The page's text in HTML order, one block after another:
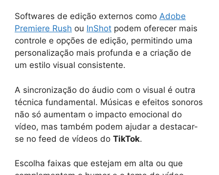
Softwares de edição externos como Adobe
Premiere Rush ou InShot podem oferecer mais
controle e opções de edição, permitindo uma
personalização mais profunda e a criação de
um estilo visual consistente.
A sincronização do áudio com o visual é outra
técnica fundamental. Músicas e efeitos sonoros
não só aumentam o impacto emocional do
vídeo, mas também podem ajudar a destacar-
se no feed de vídeos do TikTok.
Escolha faixas que estejam em alta ou que